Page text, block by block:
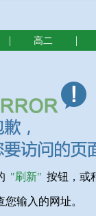
| 高二 |
"刷新" 按钮，或
输入的网址。